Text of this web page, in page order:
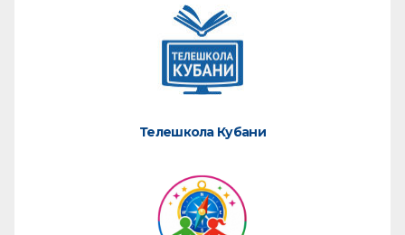
Телешкола Кубани